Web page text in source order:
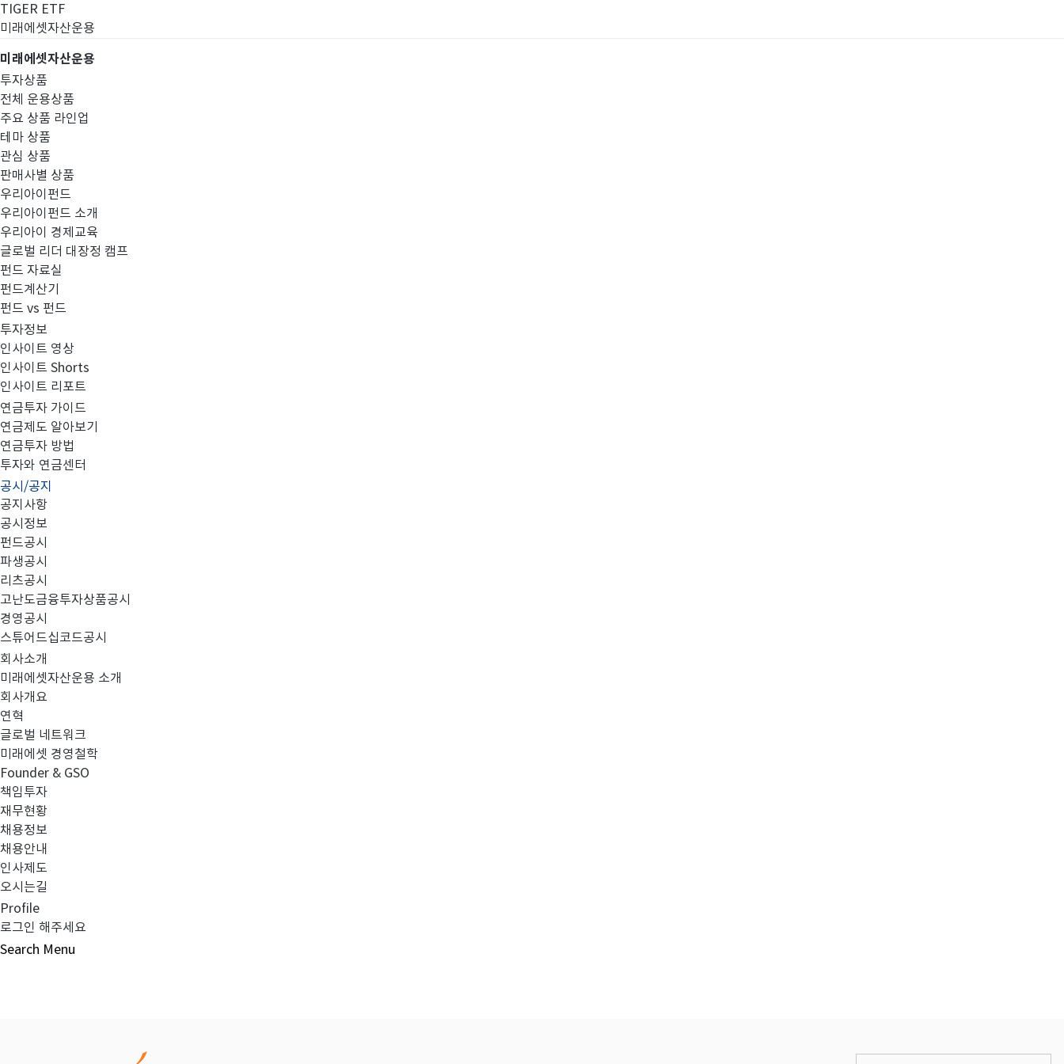
TIGER ETF
미래에셋자산운용
미래에셋자산운용
투자상품
전체 운용상품
주요 상품 라인업
테마 상품
관심 상품
판매사별 상품
우리아이펀드
우리아이펀드 소개
우리아이 경제교육
글로벌 리더 대장정 캠프
펀드 자료실
펀드계산기
펀드 vs 펀드
투자정보
인사이트 영상
인사이트 Shorts
인사이트 리포트
연금투자 가이드
연금제도 알아보기
연금투자 방법
투자와 연금센터
공시/공지
공지사항
공시정보
펀드공시
파생공시
리츠공시
고난도금융투자상품공시
경영공시
스튜어드십코드공시
회사소개
미래에셋자산운용 소개
회사개요
연혁
글로벌 네트워크
미래에셋 경영철학
Founder & GSO
책임투자
재무현황
채용정보
채용안내
인사제도
오시는길
Profile
로그인 해주세요
Search Menu
경영공시
2023년 2분기 검토보고서(연결)
첨부와 같이 당사의 주요 경영사항을 공시합니다.
미래에셋자산운용 FY2023 2Q 연결.PDF
이전글
다음글
목록보기